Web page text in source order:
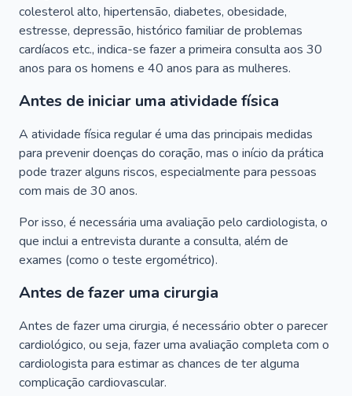
colesterol alto, hipertensão, diabetes, obesidade,
estresse, depressão, histórico familiar de problemas
cardíacos etc., indica-se fazer a primeira consulta aos 30
anos para os homens e 40 anos para as mulheres.
Antes de iniciar uma atividade física
A atividade física regular é uma das principais medidas
para prevenir doenças do coração, mas o início da prática
pode trazer alguns riscos, especialmente para pessoas
com mais de 30 anos.
Por isso, é necessária uma avaliação pelo cardiologista, o
que inclui a entrevista durante a consulta, além de
exames (como o teste ergométrico).
Antes de fazer uma cirurgia
Antes de fazer uma cirurgia, é necessário obter o parecer
cardiológico, ou seja, fazer uma avaliação completa com o
cardiologista para estimar as chances de ter alguma
complicação cardiovascular.